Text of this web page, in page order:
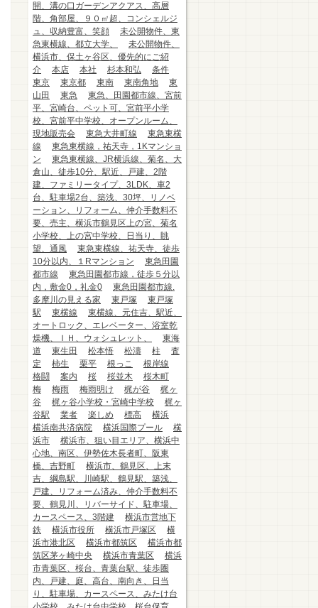
開、溝の口ガーデンアクアス、高層
階、角部屋、９０㎡超、コンシェルジ
ュ、収納豊富、笑顔
未公開物件、東
急東横線、都立大学、
未公開物件、
横浜市、保土ヶ谷区、優先的にご紹
介
本店 本社 杉本和弘
条件
東京
東京都 東南 東南角地
東
山田
東急
東急、田園都市線、宮前
平、宮崎台、ペット可、宮前平小学
校、宮前平中学校、オープンルーム、
現地販売会
東急大井町線
東急東横
線
東急東横線，祐天寺，1Kマンショ
ン
東急東横線、JR横浜線、菊名、大
倉山、徒歩10分、駅近、戸建、2階
建、ファミリータイプ、3LDK、車2
台、駐車場2台、築浅、30坪、リノベ
ーション、リフォーム、仲介手数料不
要、売主、横浜市鶴見区上の宮、菊名
小学校、上の宮中学校、日当り、眺
望、通風
東急東横線、祐天寺、徒歩
10分以内、１Rマンション
東急田園
都市線
東急田園都市線，徒歩５分以
内，敷金0，礼金0
東急田園都市線.
多摩川の見える家
東戸塚
東戸塚
駅
東横線
東横線、元住吉、駅近、
オートロック、エレベーター、浴室乾
燥機、ＩＨ、ウォシュレット、
東海
道
東生田 松本悟 松濤 柱
査
定
柿生 栗平 根っこ
根岸線
格闘
案内 桜 桜並木
桜木町
梅
梅雨 梅雨明け 梶が谷
梶ヶ
谷
梶ヶ谷小学校・宮崎中学校
梶ヶ
谷駅
業者 楽しめ 標高
横浜
横浜南共済病院
横浜国際プール
横
浜市
横浜市、狙い目エリア、横浜中
心地、南区、伊勢佐木長者町、阪東
橋、吉野町
横浜市、鶴見区、上末
吉、綱島駅、川崎駅、鶴見駅、築浅、
戸建、リフォーム済み、仲介手数料不
要、鶴見川、リバーサイド、駐車場、
カースペース、3階建
横浜市営地下
鉄
横浜市役所 横浜市戸塚区
横
浜市港北区
横浜市都筑区
横浜市都
筑区茅ヶ崎中央
横浜市青葉区
横浜
市青葉区、桜台、青葉台駅、徒歩圏
内、戸建、庭、高台、南向き、日当
り、駐車場、カースペース、みたけ台